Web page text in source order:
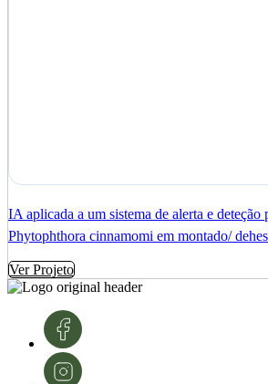
IA aplicada a um sistema de alerta e deteção
Phytophthora cinnamomi em montado/
Ver Projeto